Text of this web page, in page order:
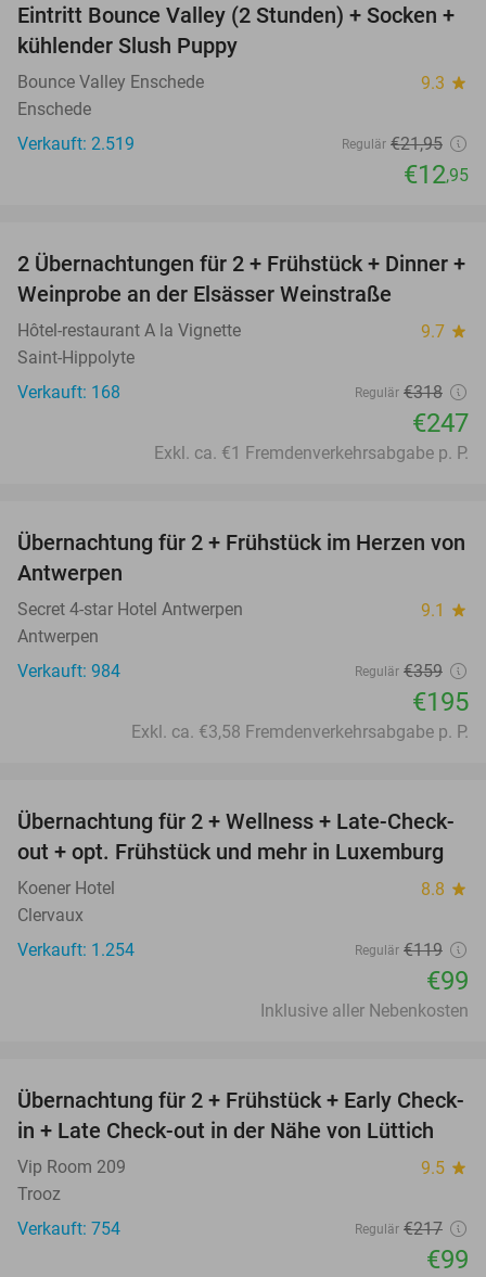
41%
Eintritt Bounce Valley (2 Stunden) + Socken +
kühlender Slush Puppy
Bounce Valley Enschede 9.3 star
Enschede
Verkauft: 2.519
Regulär €21,95
€12,95
22%
2 Übernachtungen für 2 + Frühstück + Dinner +
Weinprobe an der Elsässer Weinstraße
Hôtel-restaurant A la Vignette 9.7 star
Saint-Hippolyte
Verkauft: 168
Regulär €318
€247
Exkl. ca. €1 Fremdenverkehrsabgabe p. P.
46%
Übernachtung für 2 + Frühstück im Herzen von
Antwerpen
Secret 4-star Hotel Antwerpen 9.1 star
Antwerpen
Verkauft: 984
Regulär €359
€195
Exkl. ca. €3,58 Fremdenverkehrsabgabe p. P.
17%
Übernachtung für 2 + Wellness + Late-Check-
out + opt. Frühstück und mehr in Luxemburg
Koener Hotel 8.8 star
Clervaux
Verkauft: 1.254
Regulär €119
€99
Inklusive aller Nebenkosten
54%
Übernachtung für 2 + Frühstück + Early Check-
in + Late Check-out in der Nähe von Lüttich
Vip Room 209 9.5 star
Trooz
Verkauft: 754
Regulär €217
€99